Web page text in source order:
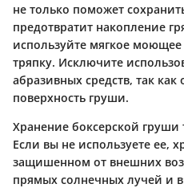
не только поможет
предотвратит накопление
используйте мягкое
тряпку. Исключите
абразивных средств, так
поверхность груши.
Хранение боксерской груши
Если вы не используете ее,
защишенном от внешних
прямых солнечных лучей и